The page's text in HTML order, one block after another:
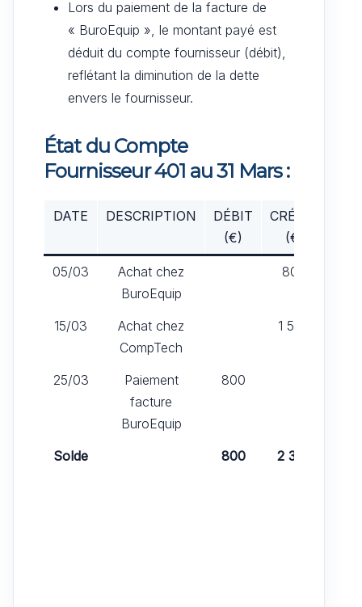
Lors du paiement de la facture de
« BuroEquip », le montant payé est
déduit du compte fournisseur (débit),
reflétant la diminution de la dette
envers le fournisseur.
État du Compte
Fournisseur 401 au 31 Mars :
DATE DESCRIPTION
DÉBIT
(€)
CRÉDIT
(€)
05/03
Achat chez
BuroEquip
800
15/03
Achat chez
CompTech
1 500
25/03
Paiement
facture
BuroEquip
800
Solde 800 2 300